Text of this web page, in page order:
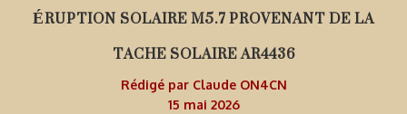
ÉRUPTION SOLAIRE M5.7 PROVENANT DE LA
TACHE SOLAIRE AR4436
Rédigé par Claude ON4CN
15 mai 2026